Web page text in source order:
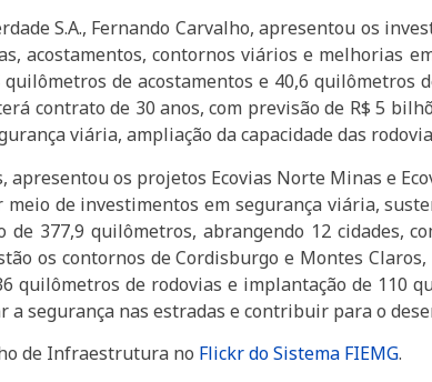
S.A., Fernando Carvalho, apresentou os
acostamentos, contornos viários e melhorias
de acostamentos e 40,6
contrato de 30 anos, com previsão de R$ 5
viária, ampliação da capacidade das
apresentou os projetos Ecovias Norte Minas e
de investimentos em segurança viária,
377,9 quilômetros, abrangendo 12 cidades,
os contornos de Cordisburgo e Montes
quilômetros de rodovias e implantação de 110
segurança nas estradas e contribuir para o
de Infraestrutura no Flickr do Sistema FIEMG.